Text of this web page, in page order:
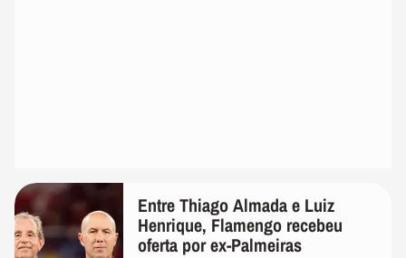
Entre Thiago Almada e Luiz
Henrique, Flamengo recebeu
oferta por ex-Palmeiras